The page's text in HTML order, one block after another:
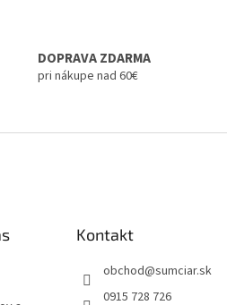
DOPRAVA ZDARMA
pri nákupe nad 60€
Kontakt
obchod@sumciar.sk
0915 728 726